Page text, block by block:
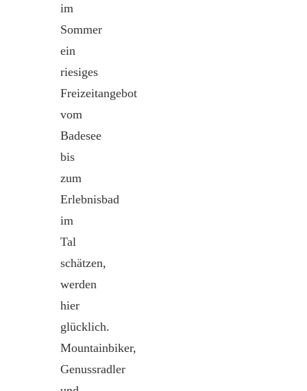
im
Sommer
ein
riesiges
Freizeitangebot
vom
Badesee
bis
zum
Erlebnisbad
im
Tal
schätzen,
werden
hier
glücklich.
Mountainbiker,
Genussradler